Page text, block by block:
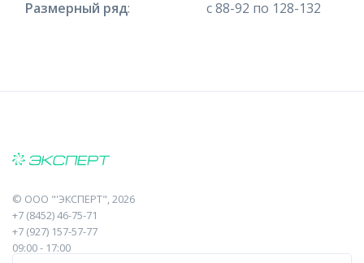
Размерный ряд: с 88-92 по 128-132
© ООО "'ЭКСПЕРТ", 2026
+7 (8452) 46-75-71
+7 (927) 157-57-77
09:00 - 17:00